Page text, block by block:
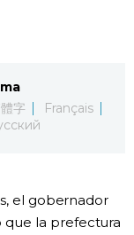
العربية
Русский
字
Français
el gobernador
que la prefectura